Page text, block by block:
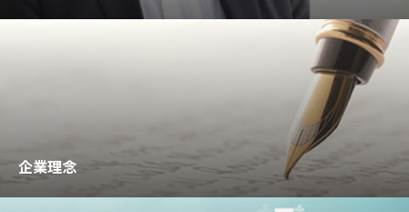
企業理念